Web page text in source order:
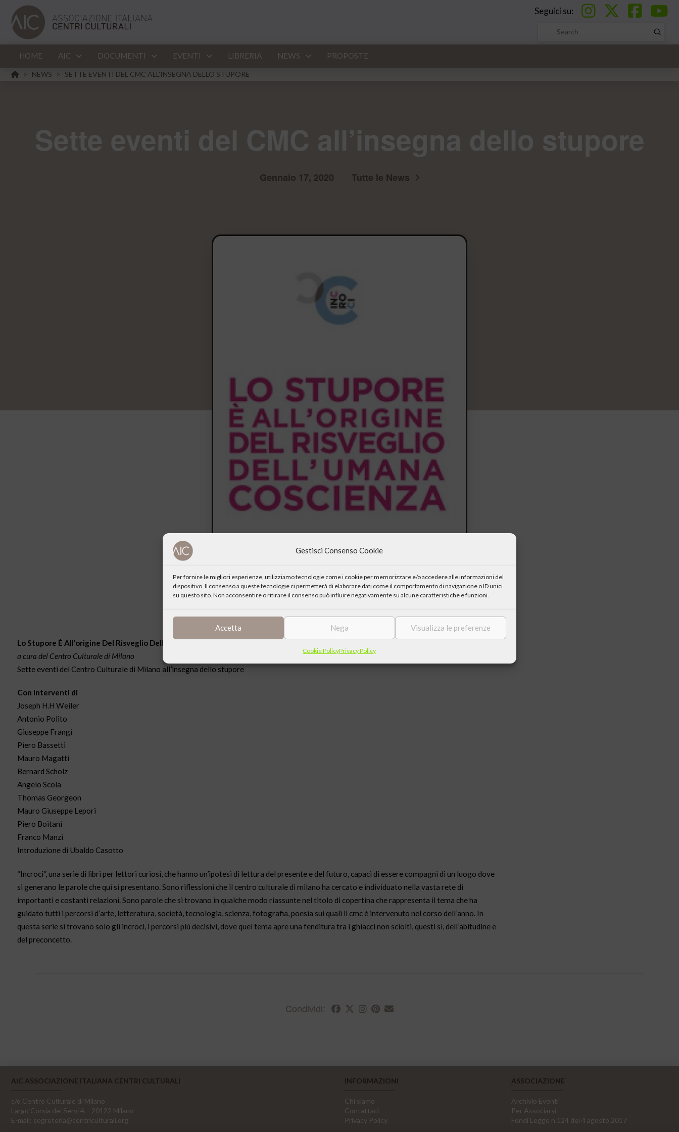
Gestisci Consenso Cookie
Per fornire le migliori esperienze, utilizziamo tecnologie come i cookie per memorizzare e/o accedere alle informazioni del
dispositivo. Il consenso a queste tecnologie ci permetterà di elaborare dati come il comportamento di navigazione o ID unici
su questo sito. Non acconsentire o ritirare il consenso può influire negativamente su alcune caratteristiche e funzioni.
Accetta Nega Visualizza le preferenze
Cookie PolicyPrivacy Policy
Seguici su:
Search
Submit
HOME AIC DOCUMENTI EVENTI LIBRERIA NEWS PROPOSTE
HOME
> NEWS > SETTE EVENTI DEL CMC ALL'INSEGNA DELLO STUPORE
Gennaio 17, 2020 Tutte le News
Lo Stupore È All’origine Del Risveglio Dell’umana Coscienza, Edizioni di Pagina
a cura del Centro Culturale di Milano
Sette eventi del Centro Culturale di Milano all’insegna dello stupore
Con Interventi di
Joseph H.H Weiler
Antonio Polito
Giuseppe Frangi
Piero Bassetti
Mauro Magatti
Bernard Scholz
Angelo Scola
Thomas Georgeon
Mauro Giuseppe Lepori
Piero Boitani
Franco Manzi
Introduzione di Ubaldo Casotto
“Incroci”, una serie di libri per lettori curiosi, che hanno un’ipotesi di lettura del presente e del futuro, capaci di essere compagni di un luogo dove
si generano le parole che qui si presentano. Sono riflessioni che il centro culturale di milano ha cercato e individuato nella vasta rete di
importanti e costanti relazioni. Sono parole che si trovano in qualche modo riassunte nel titolo di copertina che rappresenta il tema che ha
guidato tutti i percorsi d’arte, letteratura, società, tecnologia, scienza, fotografia, poesia sui quali il cmc è intervenuto nel corso dell’anno. In
questa serie si trovano solo gli incroci, i percorsi più decisivi, dove quel tema apre una fenditura tra i ghiacci non sciolti, questi sì, dell’abitudine e
del preconcetto.
Condividi:
AIC ASSOCIAZIONE ITALIANA CENTRI CULTURALI
c/o Centro Culturale di Milano
Largo Corsia dei Servi 4, - 20122 Milano
E-mail: segreteria@centriculturali.org
INFORMAZIONI
Chi siamo
Contattaci
Privacy Policy
ASSOCIAZIONE
Archivio Eventi
Per Associarsi
Fondi Legge n.124 del 4 agosto 2017